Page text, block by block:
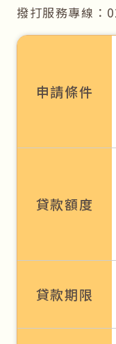
撥打服務專線：
申請條件
貸款額度
貸款期限